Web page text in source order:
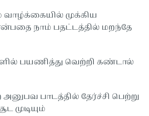
முக்கிய
நாம் பதட்டத்தில் மறந்தே
பயணித்து வெற்றி கண்டால்
பாடத்தில் தேர்ச்சி பெற்று
முடியும்